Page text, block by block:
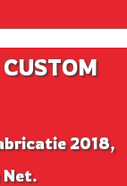
2018,
Net.